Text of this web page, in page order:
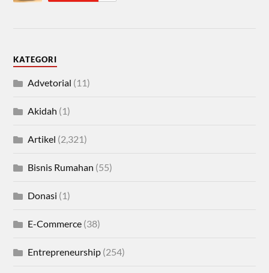
KATEGORI
Advetorial (11)
Akidah (1)
Artikel (2,321)
Bisnis Rumahan (55)
Donasi (1)
E-Commerce (38)
Entrepreneurship (254)